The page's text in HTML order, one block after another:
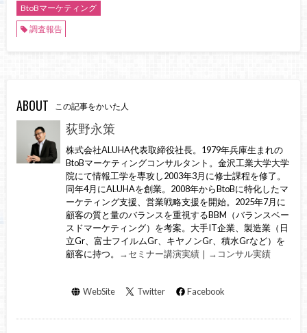
BtoBマーケティング
調査報告
ABOUT この記事をかいた人
荻野永策
株式会社ALUHA代表取締役社長。1979年兵庫生まれの
BtoBマーケティングコンサルタント。金沢工業大学大学
院にて情報工学を専攻し2003年3月に修士課程を修了。
同年4月にALUHAを創業。2008年からBtoBに特化したマ
ーケティング支援、営業戦略支援を開始。2025年7月に
顧客の質と量のバランスを重視するBBM（バランスベー
スドマーケティング）を考案。大手IT企業、製造業（日
立Gr、富士フイルムGr、キヤノンGr、積水Grなど）を
顧客に持つ。
→セミナー講演実績 ｜ →コンサル実績
WebSite Twitter Facebook